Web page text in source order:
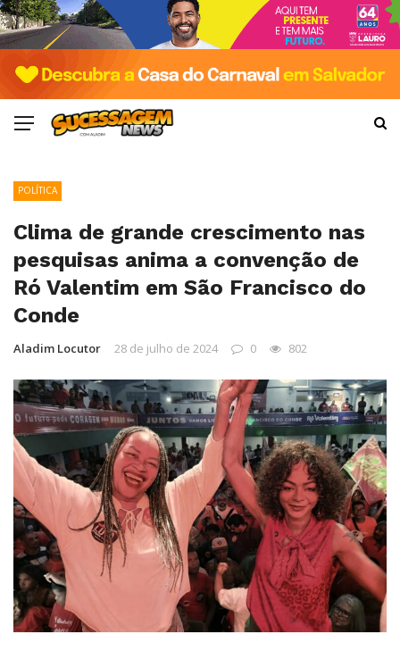
POLÍTICA
Clima de grande crescimento nas
pesquisas anima a convenção de
Ró Valentim em São Francisco do
Conde
Aladim Locutor 28 de julho de 2024 0 802